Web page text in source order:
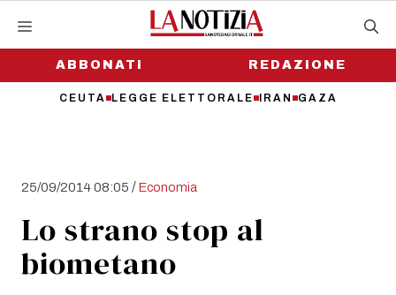
contenutoABBONATI
CEUTA LEGGE ELETTORALE IRAN GAZA
REDAZIONE
25/09/2014 08:05 /Economia
Lo strano stop al
biometano